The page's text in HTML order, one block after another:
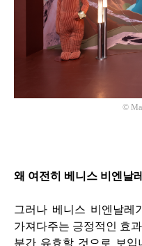
©
왜 여전히 베니스 비엔날
그러나 베니스 비엔날레
가져다주는 긍정적인 효
분간 유효할 것으로 보입